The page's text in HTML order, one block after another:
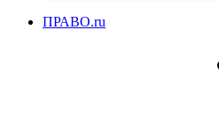
ПРАВО.ru